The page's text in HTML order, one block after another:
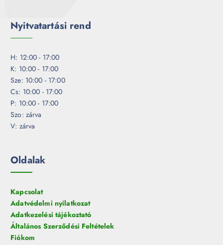
Nyitvatartási rend
H: 12:00 - 17:00
K: 10:00 - 17:00
Sze: 10:00 - 17:00
Cs: 10:00 - 17:00
P: 10:00 - 17:00
Szo: zárva
V: zárva
Oldalak
Kapcsolat
Adatvédelmi nyilatkozat
Adatkezelési tájékoztató
Általános Szerződési Feltételek
Fiókom